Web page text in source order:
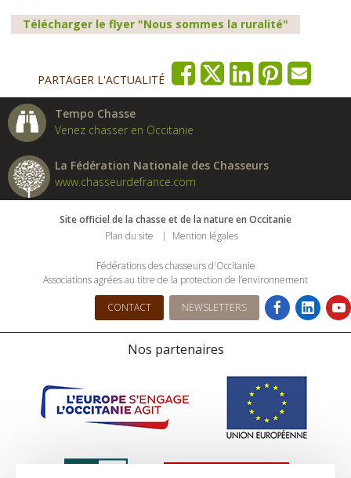
Télécharger le flyer "Nous sommes la ruralité"
PARTAGER L'ACTUALITÉ
Tempo Chasse
Venez chasser en Occitanie
La Fédération Nationale des Chasseurs
www.chasseurdefrance.com
Site officiel de la chasse et de la nature en Occitanie
Plan du site
Mention légales
Fédérations des chasseurs d'Occitanie
Associations agrées au titre de la protection de l’environnement
CONTACT NEWSLETTERS
Nos partenaires